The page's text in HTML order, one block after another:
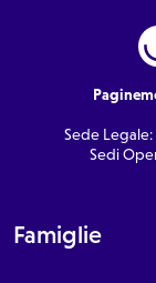
Sede Legale:
Sedi
Famiglie